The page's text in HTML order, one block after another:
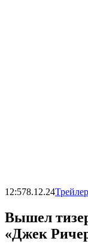
12:578.12.24
Вышел тизер
«Джек